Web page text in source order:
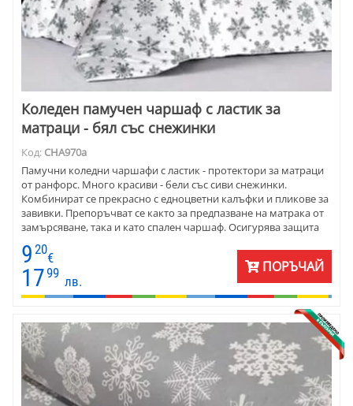
Коледен памучен чаршаф с ластик за
матраци - бял със снежинки
Код: CHA970a
Памучни коледни чаршафи с ластик - протектори за матраци
от ранфорс. Много красиви - бели със сиви снежинки.
Комбинират се прекрасно с едноцветни калъфки и пликове за
завивки. Препоръчват се както за предпазване на матрака от
замърсяване, така и като спален чаршаф. Осигурява защита
от засичане на повърхността на матрака.
9 20
€
1799
лв.
ПОРЪЧАЙ